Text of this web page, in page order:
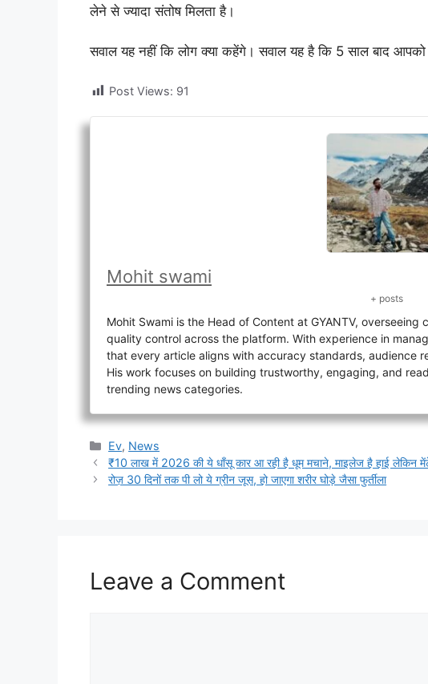
लेने से ज्यादा संतोष मिलता है।
सवाल यह नहीं कि लोग क्या कहेंगे। सवाल यह है कि 5 साल बाद आपको
Post Views: 91
Mohit swami
+ posts
Mohit Swami is the Head of Content at GYANTV,
quality control across the platform. With experience in
that every article aligns with accuracy standards, audience
His work focuses on building trustworthy, engaging, and
trending news categories.
Categories
Ev, News
₹10 लाख में 2026 की ये धाँसू कार आ रही है धूम मचाने, माइलेज है हाई लेकिन
रोज़ 30 दिनों तक पी लो ये ग्रीन जूस, हो जाएगा शरीर घोड़े जैसा फुर्तीला
Leave a Comment